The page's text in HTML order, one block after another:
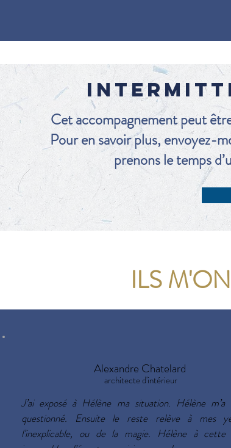
Cet accompagnement peut
Pour en savoir plus, envoyez-
prenons le temps
ILS
Alexandre Chatelard
architecte d'intérieur
J’ai exposé à Hélène ma situation. Hélène m’a
questionné. Ensuite le reste relève à mes
l’inexplicable, ou de la magie. Hélène à cette